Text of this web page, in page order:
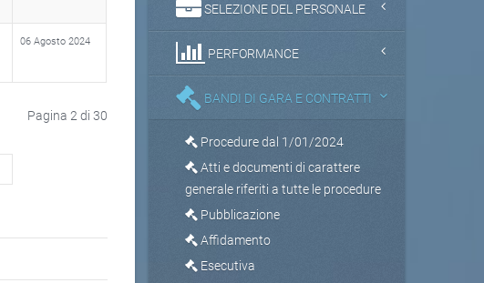
06 Agosto 2024
Pagina 2 di 30
SELEZIONE DEL PERSONALE
PERFORMANCE
BANDI DI GARA E CONTRATTI
Procedure dal 1/01/2024
Atti e documenti di carattere
generale riferiti a tutte le procedure
Pubblicazione
Affidamento
Esecutiva